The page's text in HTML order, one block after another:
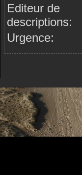
Editeur de
descriptions:
Urgence: